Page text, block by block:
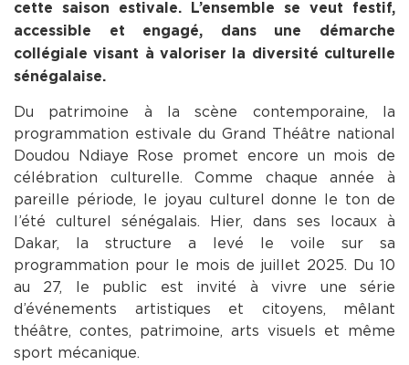
cette saison estivale. L’ensemble se veut festif,
accessible et engagé, dans une démarche
collégiale visant à valoriser la diversité culturelle
sénégalaise.
Du patrimoine à la scène contemporaine, la
programmation estivale du Grand Théâtre national
Doudou Ndiaye Rose promet encore un mois de
célébration culturelle. Comme chaque année à
pareille période, le joyau culturel donne le ton de
l’été culturel sénégalais. Hier, dans ses locaux à
Dakar, la structure a levé le voile sur sa
programmation pour le mois de juillet 2025. Du 10
au 27, le public est invité à vivre une série
d’événements artistiques et citoyens, mêlant
théâtre, contes, patrimoine, arts visuels et même
sport mécanique.